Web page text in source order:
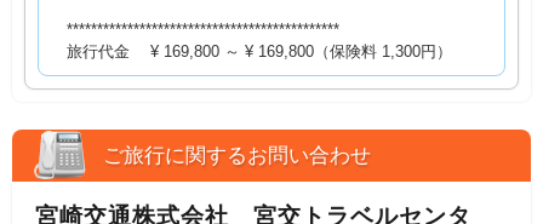
*********************************************
旅行代金 ¥ 169,800 ～ ¥ 169,800（保険料 1,300円）
ご旅行に関するお問い合わせ
宮崎交通株式会社 宮交トラベルセンタ